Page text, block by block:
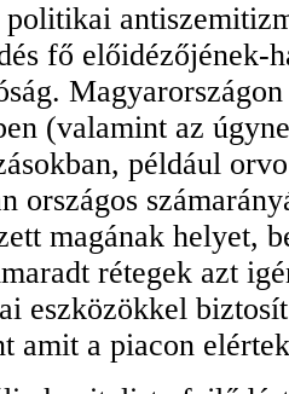
fő előidézőjének-
(valamint az
például
országos
magának helyet,
rétegek azt
eszközökkel
amit a piacon